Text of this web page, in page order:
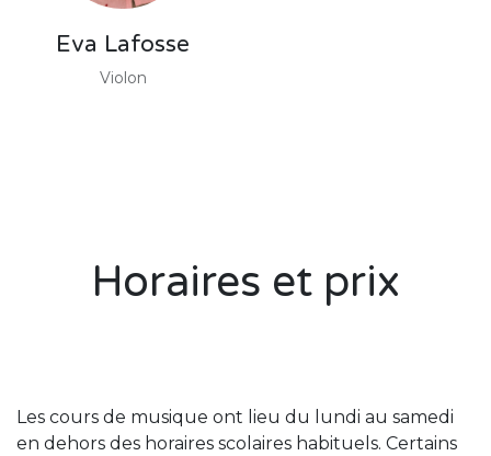
Eva Lafosse
Violon
Horaires et prix
Les cours de musique ont lieu du lundi au samedi
en dehors des horaires scolaires habituels. Certains